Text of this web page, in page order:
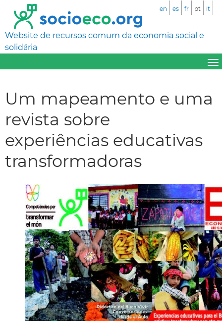
Website de recursos comum da economia social e
solidária
en es fr pt it
Um mapeamento e uma
revista sobre
experiências educativas
transformadoras